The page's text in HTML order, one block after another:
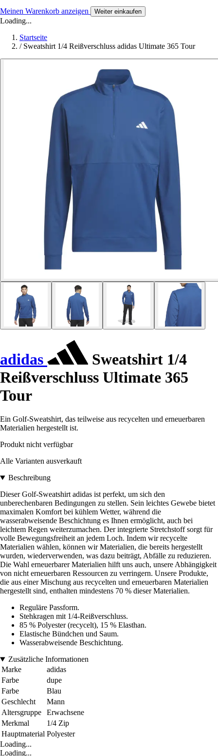
Meinen Warenkorb anzeigen Weiter einkaufen
Loading...
Startseite
/ Sweatshirt 1/4 Reißverschluss adidas Ultimate 365 Tour
adidas
Sweatshirt 1/4
Reißverschluss Ultimate 365
Tour
Ein Golf-Sweatshirt, das teilweise aus recycelten und erneuerbaren
Materialien hergestellt ist.
Produkt nicht verfügbar
Alle Varianten ausverkauft
Beschreibung
Dieser Golf-Sweatshirt adidas ist perfekt, um sich den
unberechenbaren Bedingungen zu stellen. Sein leichtes Gewebe bietet
maximalen Komfort bei kühlem Wetter, während die
wasserabweisende Beschichtung es Ihnen ermöglicht, auch bei
leichtem Regen weiterzumachen. Der integrierte Stretchstoff sorgt für
volle Bewegungsfreiheit an jedem Loch. Indem wir recycelte
Materialien wählen, können wir Materialien, die bereits hergestellt
wurden, wiederverwenden, was dazu beiträgt, Abfälle zu reduzieren.
Die Wahl erneuerbarer Materialien hilft uns auch, unsere Abhängigkeit
von nicht erneuerbaren Ressourcen zu verringern. Unsere Produkte,
die aus einer Mischung aus recycelten und erneuerbaren Materialien
hergestellt sind, enthalten mindestens 70 % dieser Materialien.
Reguläre Passform.
Stehkragen mit 1/4-Reißverschluss.
85 % Polyester (recycelt), 15 % Elasthan.
Elastische Bündchen und Saum.
Wasserabweisende Beschichtung.
Zusätzliche Informationen
Marke
adidas
Farbe
dupe
Farbe
Blau
Geschlecht
Mann
Altersgruppe
Erwachsene
Merkmal
1/4 Zip
Hauptmaterial Polyester
Loading...
Loading...